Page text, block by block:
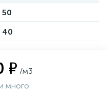
50
40
₽ /м3
много